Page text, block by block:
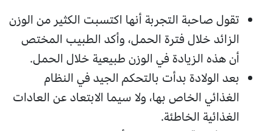
تقول صاحبة التجربة أنها اكتسبت الكثير من الوزن
الزائد خلال فترة الحمل، وأكد الطبيب المختص
أن هذه الزيادة في الوزن طبيعية خلال الحمل.
بعد الولادة بدأت بالتحكم الجيد في النظام
الغذائي الخاص بها، ولا سيما الابتعاد عن العادات
الغذائية الخاطئة.